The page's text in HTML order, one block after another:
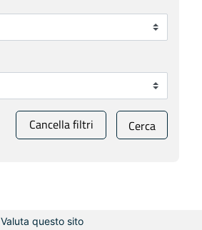
Cancella filtri Cerca
Valuta questo sito